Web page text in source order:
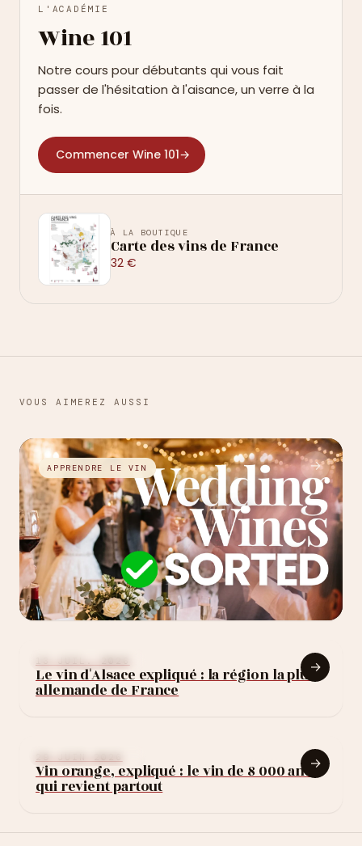
L'ACADÉMIE
Wine 101
Notre cours pour débutants qui vous fait
passer de l'hésitation à l'aisance, un verre à la
fois.
Commencer Wine 101→
À LA BOUTIQUE
Carte des vins de France
32 €
VOUS AIMEREZ AUSSI
APPRENDRE LE VIN
Comment choisir le
vin de son mariage :
→
APPRENDRE LE VIN
13 JUIL. 2026
Le vin d'Alsace expliqué : la région la plus
allemande de France
→
APPRENDRE LE VIN
29 JUIN 2026
Vin orange, expliqué : le vin de 8 000 ans
qui revient partout
→